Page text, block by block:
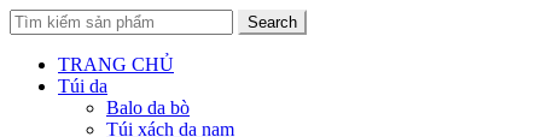
Search
TRANG CHỦ
Túi da
Balo da bò
Túi xách da nam